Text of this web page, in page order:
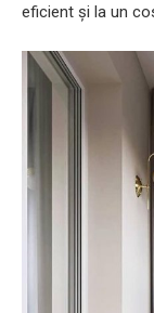
eficient și la un